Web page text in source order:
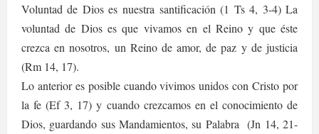
Voluntad de Dios es nuestra santificación (1 Ts 4, 3-4) La
voluntad de Dios es que vivamos en el Reino y que éste
crezca en nosotros, un Reino de amor, de paz y de justicia
(Rm 14, 17).
Lo anterior es posible cuando vivimos unidos con Cristo por
la fe (Ef 3, 17) y cuando crezcamos en el conocimiento de
Dios, guardando sus Mandamientos, su Palabra (Jn 14, 21-